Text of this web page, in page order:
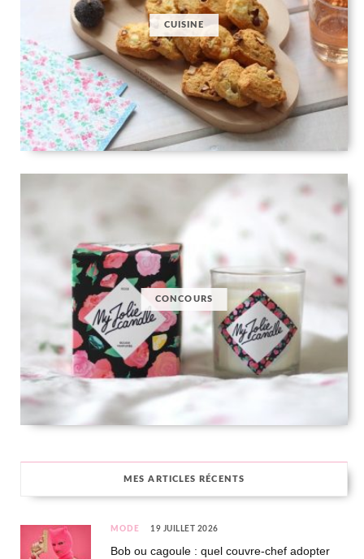
CUISINE
CONCOURS
MES ARTICLES RÉCENTS
MODE 19 JUILLET 2026
Bob ou cagoule : quel couvre-chef adopter